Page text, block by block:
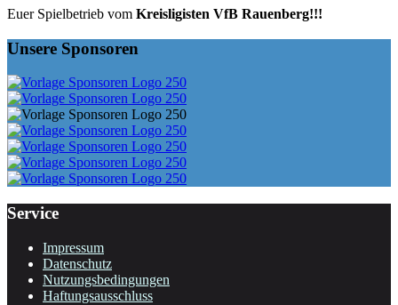
Euer Spielbetrieb vom Kreisligisten VfB Rauenberg!!!
Unsere Sponsoren
Service
Impressum
Datenschutz
Nutzungsbedingungen
Haftungsausschluss